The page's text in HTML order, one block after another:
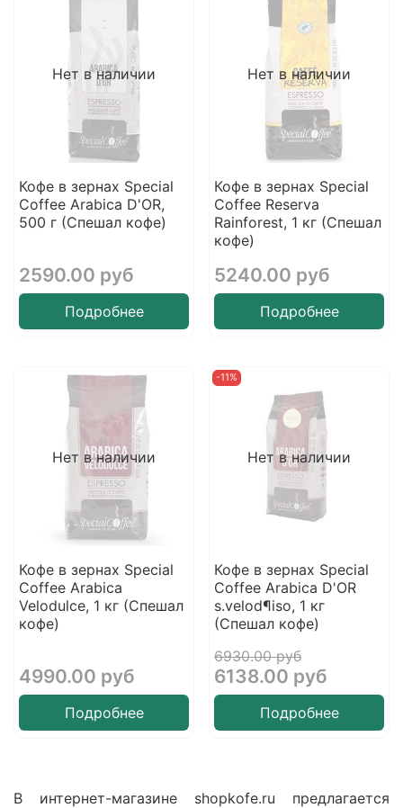
Нет в наличии
Кофе в зернах Special
Coffee Arabica D'OR,
500 г (Спешал кофе)
2590.00 руб
Подробнее
Нет в наличии
Кофе в зернах Special
Coffee Reserva
Rainforest, 1 кг (Спешал
кофе)
5240.00 руб
Подробнее
Нет в наличии
Кофе в зернах Special
Coffee Arabica
Velodulce, 1 кг (Спешал
кофе)
4990.00 руб
Подробнее
Нет в наличии
-11%
Кофе в зернах Special
Coffee Arabica D'OR
s.velod¶iso, 1 кг
(Спешал кофе)
6930.00 руб
6138.00 руб
Подробнее
В интернет-магазине shopkofe.ru предлагается